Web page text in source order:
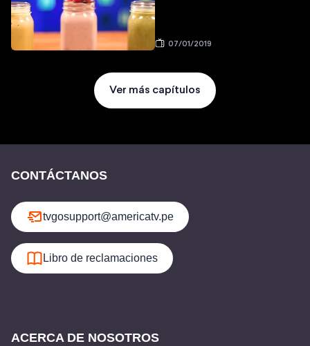
07/01/2019
Ver más capítulos
CONTÁCTANOS
tvgosupport@americatv.pe
Libro de reclamaciones
ACERCA DE NOSOTROS